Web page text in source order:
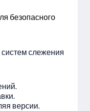
безопасного
слежения
версии.